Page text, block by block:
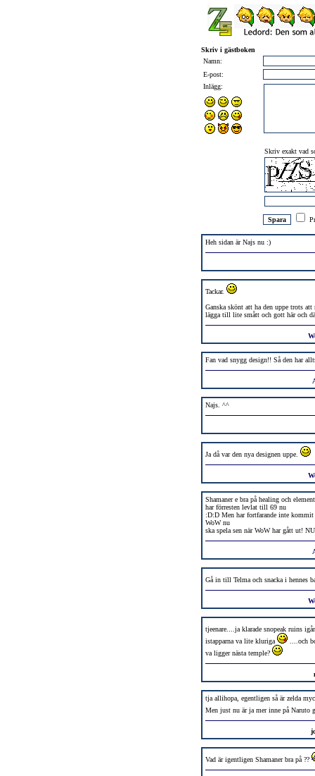
Skriv i gästboken
Namn:
E-post:
Inlägg:
Skriv exakt vad
Heh sidan är Najs nu :)
Tackar.
Ganska skönt att ha den uppe trots
lägga till lite smått och gott här och
Fan vad snygg design!! Så den har
Najs. ^^
Ja då var den nya designen uppe.
Shamaner e bra på healing och
har förresten levlat till 69 nu
:D:D Men har fortfarande inte
WoW nu
ska spela sen när WoW har gått ut!
Gå in till Telma och snacka i hennes
tjeenare....ja klarade snopeak ruins
istapparna va lite kluriga
....och
va ligger nästa temple?
tja allihopa, egentligen så är zelda
Men just nu är ja mer inne på Naruto
Vad är igentligen Shamaner bra på ??